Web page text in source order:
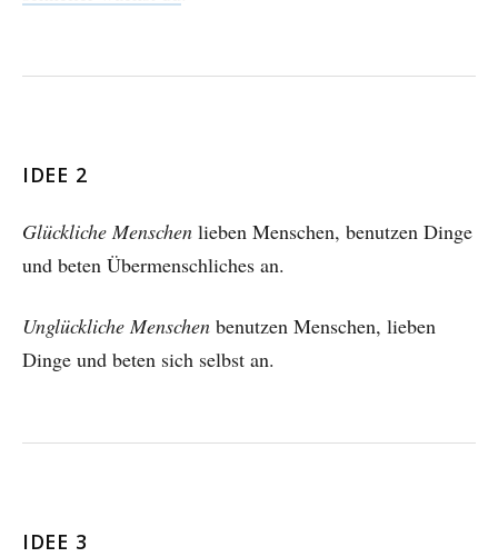
IDEE 2
Glückliche Menschen lieben Menschen, benutzen Dinge
und beten Übermenschliches an.
Unglückliche Menschen benutzen Menschen, lieben
Dinge und beten sich selbst an.
IDEE 3